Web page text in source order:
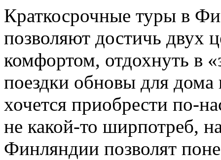
Краткосрочные туры в
позволяют достичь двух
комфортом, отдохнуть в
поездки обновы для дома
хочется приобрести по-
не какой-то ширпотреб,
Финляндии позволят